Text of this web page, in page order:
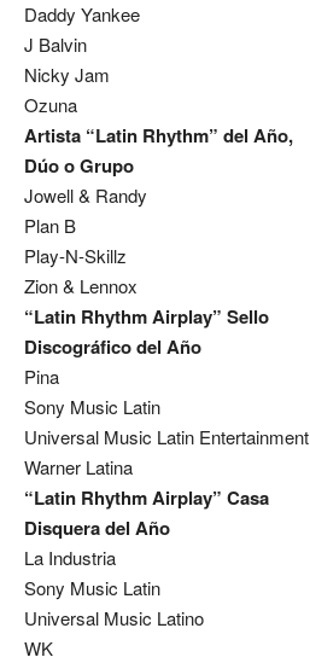
Daddy Yankee
J Balvin
Nicky Jam
Ozuna
Artista “Latin Rhythm” del Año,
Dúo o Grupo
Jowell & Randy
Plan B
Play-N-Skillz
Zion & Lennox
“Latin Rhythm Airplay” Sello
Discográfico del Año
Pina
Sony Music Latin
Universal Music Latin Entertainment
Warner Latina
“Latin Rhythm Airplay” Casa
Disquera del Año
La Industria
Sony Music Latin
Universal Music Latino
WK